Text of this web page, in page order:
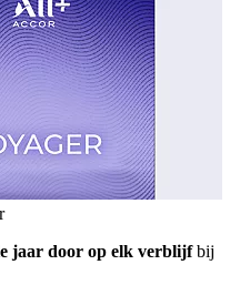
jaar door op elk verblijfbij